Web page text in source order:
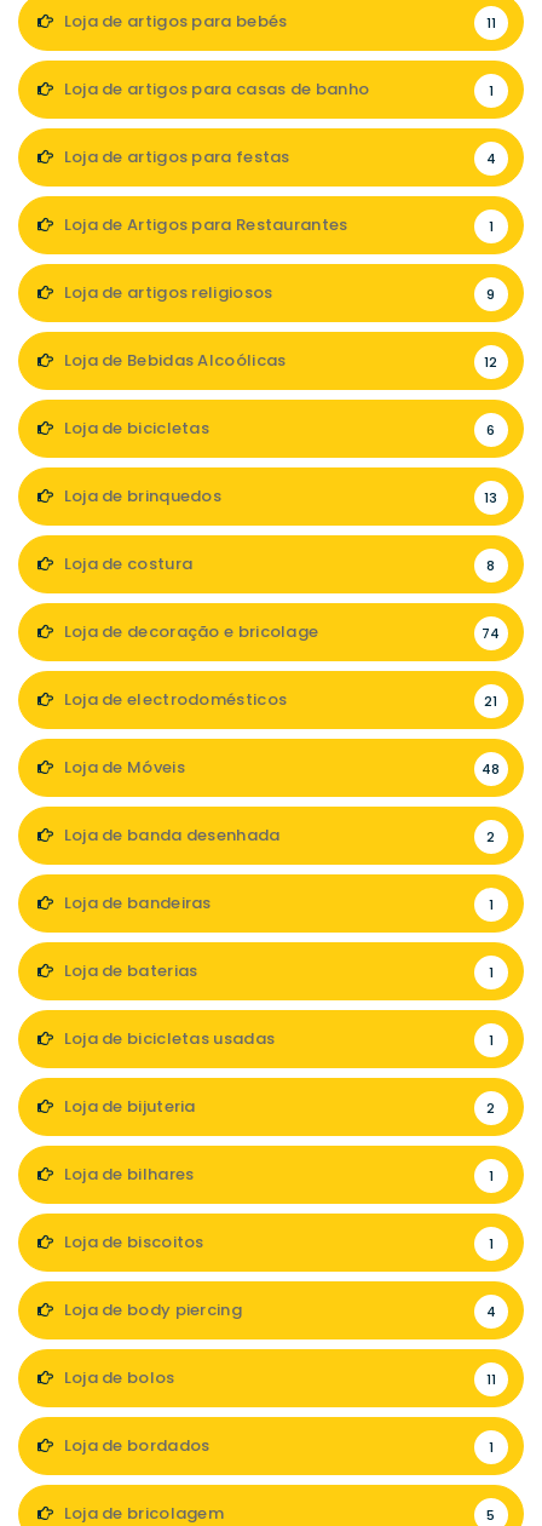
Loja de artigos para bebés 11
Loja de artigos para casas de banho 1
Loja de artigos para festas 4
Loja de Artigos para Restaurantes 1
Loja de artigos religiosos 9
Loja de Bebidas Alcoólicas 12
Loja de bicicletas 6
Loja de brinquedos 13
Loja de costura 8
Loja de decoração e bricolage 74
Loja de electrodomésticos 21
Loja de Móveis 48
Loja de banda desenhada 2
Loja de bandeiras 1
Loja de baterias 1
Loja de bicicletas usadas 1
Loja de bijuteria 2
Loja de bilhares 1
Loja de biscoitos 1
Loja de body piercing 4
Loja de bolos 11
Loja de bordados 1
Loja de bricolagem 5